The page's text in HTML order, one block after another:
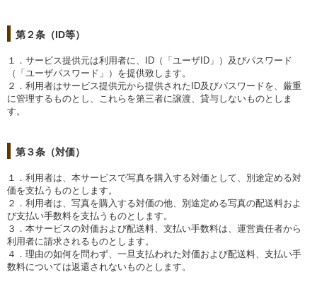
第２条（ID等）
１．サービス提供元は利用者に、ID（「ユーザID」）及びパスワード
（「ユーザパスワード」）を提供致します。
２．利用者はサービス提供元から提供されたID及びパスワードを、厳重
に管理するものとし、これらを第三者に譲渡、貸与しないものとしま
す。
第３条（対価）
１．利用者は、本サービスで写真を購入する対価として、別途定める対
価を支払うものとします。
２．利用者は、写真を購入する対価の他、別途定める写真の配送料およ
び支払い手数料を支払うものとします。
３．本サービスの対価および配送料、支払い手数料は、運営責任者から
利用者に請求されるものとします。
４．理由の如何を問わず、一旦支払われた対価および配送料、支払い手
数料については返還されないものとします。